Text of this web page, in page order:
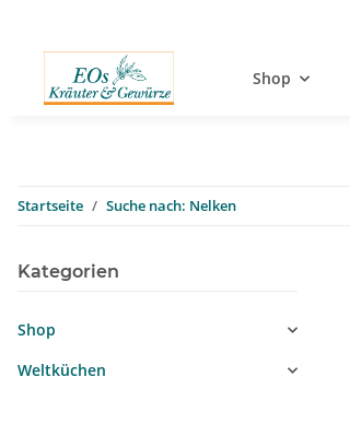
Shop
Startseite Suche nach: Nelken
Kategorien
Shop
Weltküchen